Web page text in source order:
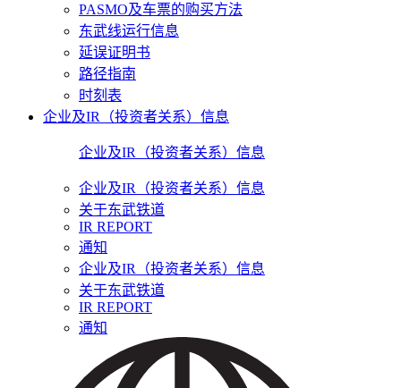
PASMO及车票的购买方法
东武线运行信息
延误证明书
路径指南
时刻表
企业及IR（投资者关系）信息
企业及IR（投资者关系）信息
企业及IR（投资者关系）信息
关于东武铁道
IR REPORT
通知
企业及IR（投资者关系）信息
关于东武铁道
IR REPORT
通知